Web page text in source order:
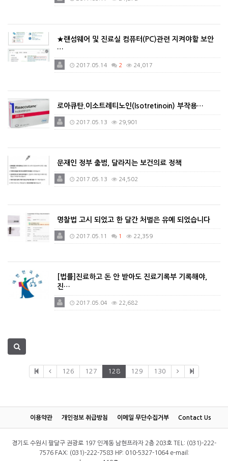
★랜섬웨어 및 진료실 컴퓨터(PC)관련 지켜야할 보안
…
2017.05.14 2 24,017
로아큐탄.이소트레티노인(Isotretinoin) 부작용…
2017.05.13 29,901
문재인 정부 출범, 달라지는 보건의료 정책
2017.05.13 24,502
명찰법 고시 되었고 한 달간 처벌은 유예 되었습니다
2017.05.11 1 22,359
[법률]진료하고 돈 안 받아도 진료기록부 기록해야,
진…
2017.05.04 22,682
126 127 128 129 130
이용약관 개인정보 취급방침 이메일 무단수집거부 Contact Us
경기도 수원시 팔달구 권광로 197 인계동 남현프라자 2층 203호 TEL: (031)-222-
7576 FAX: (031)-222-7583 HP: 010-5327-1064 e-mail: